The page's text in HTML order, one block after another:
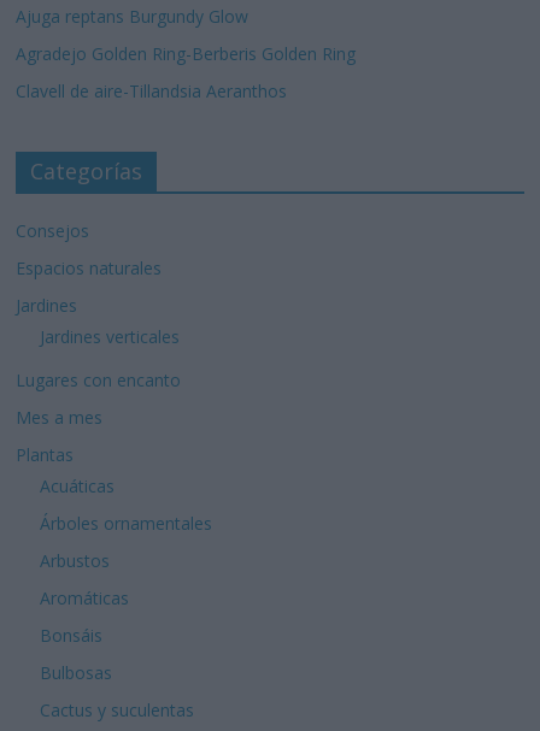
Ajuga reptans Burgundy Glow
Agradejo Golden Ring-Berberis Golden Ring
Clavell de aire-Tillandsia Aeranthos
Categorías
Consejos
Espacios naturales
Jardines
Jardines verticales
Lugares con encanto
Mes a mes
Plantas
Acuáticas
Árboles ornamentales
Arbustos
Aromáticas
Bonsáis
Bulbosas
Cactus y suculentas